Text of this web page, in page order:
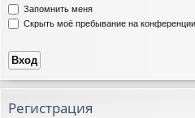
Запомнить меня
Скрыть моё пребывание на конференции
Регистрация